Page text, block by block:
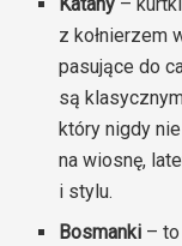
z kołnierzem
pasujące do
są
który nigdy
na wiosnę,
i stylu.
Bosmanki –